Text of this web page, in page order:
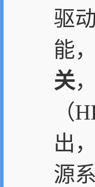
驱
能
关
（
出
源